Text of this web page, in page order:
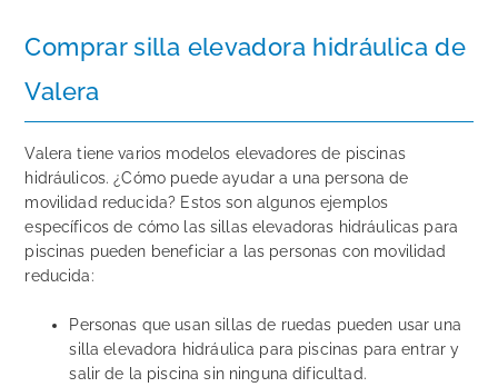
Comprar silla elevadora hidráulica de
Valera
Valera tiene varios modelos elevadores de piscinas
hidráulicos. ¿Cómo puede ayudar a una persona de
movilidad reducida? Estos son algunos ejemplos
específicos de cómo las sillas elevadoras hidráulicas para
piscinas pueden beneficiar a las personas con movilidad
reducida:
Personas que usan sillas de ruedas pueden usar una
silla elevadora hidráulica para piscinas para entrar y
salir de la piscina sin ninguna dificultad.